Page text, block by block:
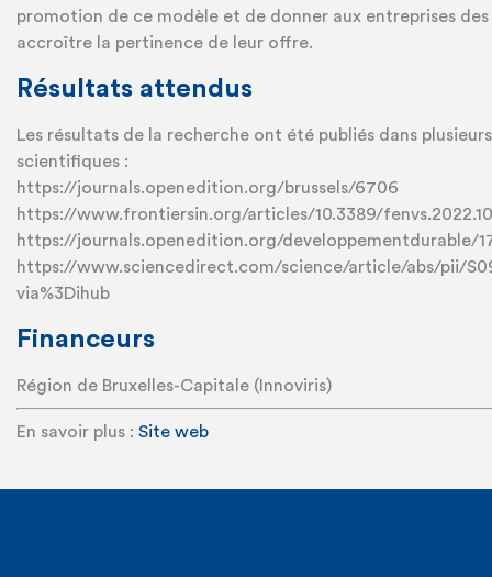
promotion de ce modèle et de donner aux entreprises
accroître la pertinence de leur offre.
Résultats attendus
Les résultats de la recherche ont été publiés dans
scientifiques :
https://journals.openedition.org/brussels/6706
https://www.frontiersin.org/articles/10.3389/
https://journals.openedition.org/developpementdurable/
https://www.sciencedirect.com/science/article/abs/pii/
via%3Dihub
Financeurs
Région de Bruxelles-Capitale (Innoviris)
En savoir plus : Site web